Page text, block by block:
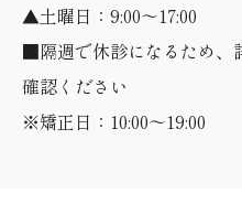
▲土曜日：9:00～17:00
■隔週で休診になるため、
確認ください
※矯正日：10:00～19:00